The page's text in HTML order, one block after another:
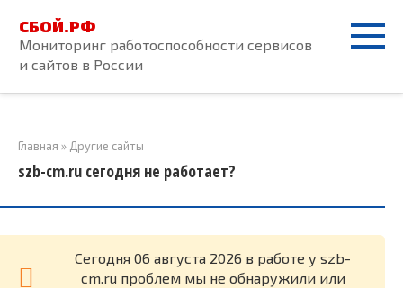
контенту
СБОЙ.РФ
Мониторинг работоспособности сервисов
и сайтов в России
Главная » Другие сайты
szb-cm.ru сегодня не работает?
Cегодня 06 августа 2026 в работе у szb-
cm.ru проблем мы не обнаружили или